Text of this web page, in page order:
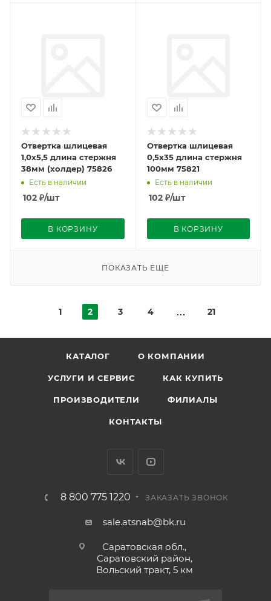
Отвертка шлицевая
1,0х5,5 длина стержня
38мм (холдер) 75826
Есть в наличии
102 ₽/шт
В КОРЗИНУ
Отвертка шлицевая
0,5х35 длина стержня
100мм 75821
Есть в наличии
102₽/шт
В КОРЗИНУ
ПОКАЗАТЬ ЕЩЕ
1 2 3 4 21
КАТАЛОГ О КОМПАНИИ
УСЛУГИ И СЕРВИС КАК КУПИТЬ
ПРОИЗВОДИТЕЛИ ФИЛИАЛЫ
КОНТАКТЫ
8 800 775 1220 ЗАКАЗАТЬ ЗВОНОК
sale.atsnab@bk.ru
Саратовская обл.,
Саратовский район,
Вольский тракт, 5 км